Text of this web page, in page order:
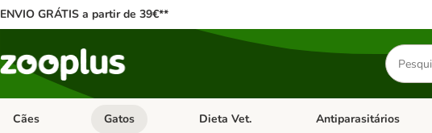
ENVIO GRÁTIS a partir de 39€**
Pesquisar
produtos
Cães Abrir menu de categoria: Cães
Gatos Abrir menu de categoria: Gatos
Dieta Vet. Abrir menu de categoria:
Antiparasitários